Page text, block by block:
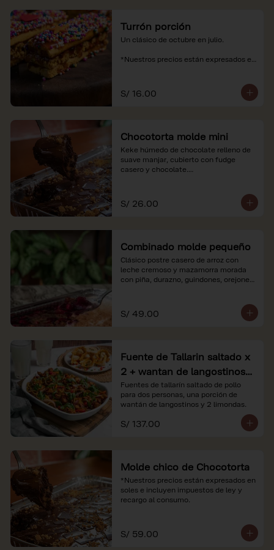
Turrón porción
Un clásico de octubre en julio.
*Nuestros precios están expresados en
S/ 16.00
Chocotorta molde mini
Keke húmedo de chocolate relleno de
suave manjar, cubierto con fudge
casero y chocolate.
soles e incluyen impuestos de ley y
recargo al consumo. Imagenes
S/ 26.00
Combinado molde pequeño
Clásico postre casero de arroz con
leche cremoso y mazamorra morada
con piña, durazno, guindones, orejones
*Nuestros precios están expresados en
soles e incluyen impuestos de ley y
S/ 49.00
Fuente de Tallarin saltado x
2 + wantan de langostinos +
2 limonadas
Fuentes de tallarín saltado de pollo
para dos personas, una porción de
wantán de langostinos y 2 limondas.
S/ 137.00
Molde chico de Chocotorta
*Nuestros precios están expresados en
soles e incluyen impuestos de ley y
recargo al consumo.
S/ 59.00